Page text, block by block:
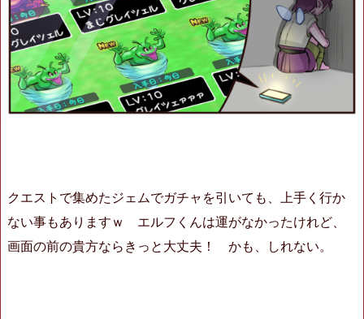
クエストで集めたジェムでガチャを引いても、上手く行か
ない事もありますｗ エルフくんは運がなかったけれど、
画面の前の貴方ならきっと大丈夫！ かも、しれない。